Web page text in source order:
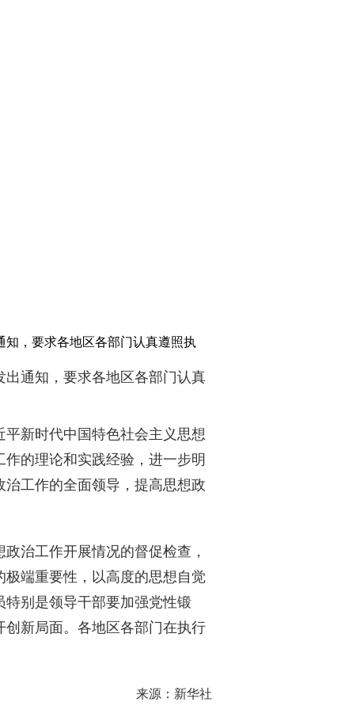
，要求各地区各部门认真遵照执
通知，要求各地区各部门认真
新时代中国特色社会主义思想
的理论和实践经验，进一步明
工作的全面领导，提高思想政
治工作开展情况的督促检查，
端重要性，以高度的思想自觉
别是领导干部要加强党性锻
新局面。各地区各部门在执行
来源：新华社